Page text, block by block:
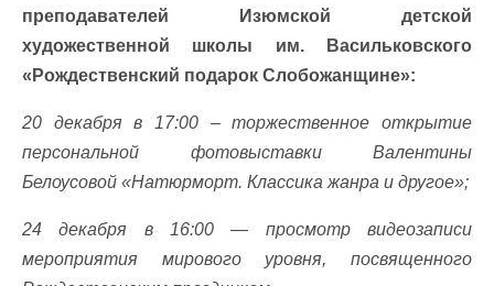
преподавателей Изюмской детской
художественной школы им. Васильковского
«Рождественский подарок Слобожанщине»:
20 декабря в 17:00 – торжественное открытие
персональной фотовыставки Валентины
Белоусовой «Натюрморт. Классика жанра и другое»;
24 декабря в 16:00 — просмотр видеозаписи
мероприятия мирового уровня, посвященного